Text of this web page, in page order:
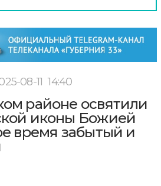
08-11 14:40
районе освятили
иконы Божией
время забытый и